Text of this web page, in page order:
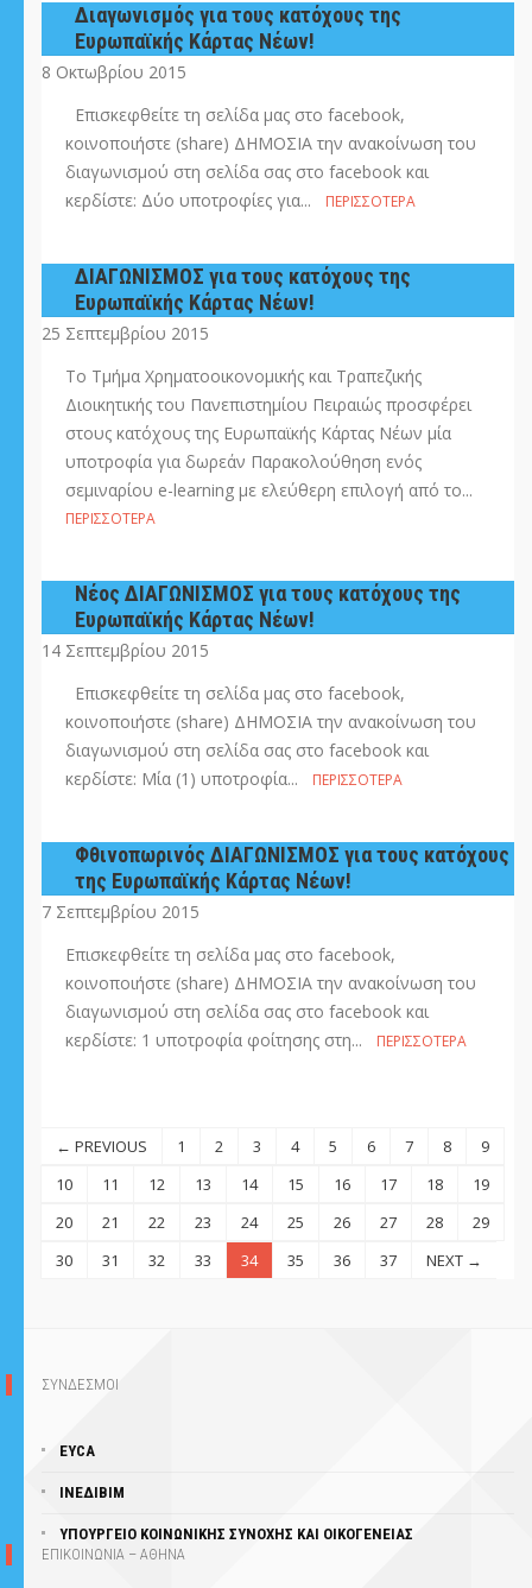
Διαγωνισμός για τους κατόχους της
Ευρωπαϊκής Κάρτας Νέων!
8 Οκτωβρίου 2015
Επισκεφθείτε τη σελίδα μας στο facebook,
κοινοποιήστε (share) ΔΗΜΟΣΙΑ την ανακοίνωση του
διαγωνισμού στη σελίδα σας στο facebook και
κερδίστε: Δύο υποτροφίες για...
ΠΕΡΙΣΣΌΤΕΡΑ
ΔΙΑΓΩΝΙΣΜΟΣ για τους κατόχους της
Ευρωπαϊκής Κάρτας Νέων!
25 Σεπτεμβρίου 2015
Το Τμήμα Χρηματοοικονομικής και Τραπεζικής
Διοικητικής του Πανεπιστημίου Πειραιώς προσφέρει
στους κατόχους της Ευρωπαϊκής Κάρτας Νέων μία
υποτροφία για δωρεάν Παρακολούθηση ενός
σεμιναρίου e-learning με ελεύθερη επιλογή από το...
ΠΕΡΙΣΣΌΤΕΡΑ
Νέος ΔΙΑΓΩΝΙΣΜΟΣ για τους κατόχους της
Ευρωπαϊκής Κάρτας Νέων!
14 Σεπτεμβρίου 2015
Επισκεφθείτε τη σελίδα μας στο facebook,
κοινοποιήστε (share) ΔΗΜΟΣΙΑ την ανακοίνωση του
διαγωνισμού στη σελίδα σας στο facebook και
κερδίστε: Μία (1) υποτροφία...
ΠΕΡΙΣΣΌΤΕΡΑ
Φθινοπωρινός ΔΙΑΓΩΝΙΣΜΟΣ για τους κατόχους
της Ευρωπαϊκής Κάρτας Νέων!
7 Σεπτεμβρίου 2015
Επισκεφθείτε τη σελίδα μας στο facebook,
κοινοποιήστε (share) ΔΗΜΟΣΙΑ την ανακοίνωση του
διαγωνισμού στη σελίδα σας στο facebook και
κερδίστε: 1 υποτροφία φοίτησης στη...
ΠΕΡΙΣΣΌΤΕΡΑ
← PREVIOUS 1 2 3 4 5 6 7 8
9
10
11 12 13 14 15 16 17 18
19
20
21 22 23 24 25 26 27 28
29
30
31 32 33 34 35 36 37 NEXT →
ΣΥΝΔΕΣΜΟΙ
EYCA
ΙΝΕΔΙΒΙΜ
ΥΠΟΥΡΓΕΊΟ ΚΟΙΝΩΝΙΚΗΣ ΣΥΝΟΧΗΣ ΚΑΙ ΟΙΚΟΓΕΝΕΙΑΣ
ΕΠΙΚΟΙΝΩΝΙΑ – ΑΘΗΝΑ